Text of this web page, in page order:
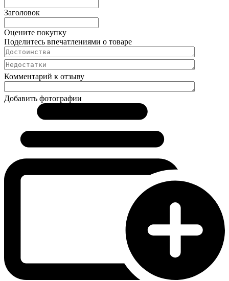
Заголовок
Оцените покупку
Поделитесь впечатлениями о товаре
Комментарий к отзыву
Добавить фотографии